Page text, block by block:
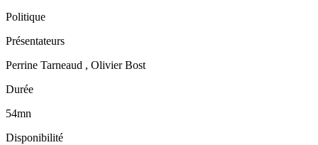
Politique
Présentateurs
Perrine Tarneaud , Olivier Bost
Durée
54mn
Disponibilité